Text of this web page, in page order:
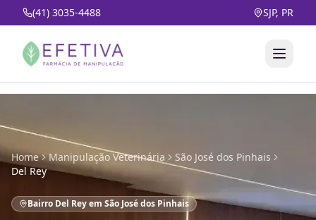
(41) 3035-4488 SJP, PR
Home Manipulação Veterinária
São José dos Pinhais
Del Rey
Bairro Del Rey em São José dos Pinhais